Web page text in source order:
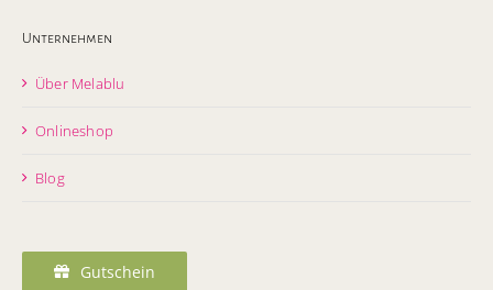
Unternehmen
Über Melablu
Onlineshop
Blog
Gutschein